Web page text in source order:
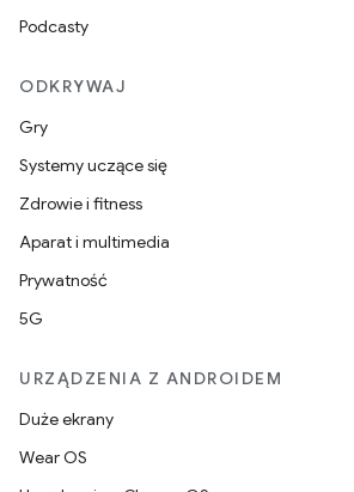
Podcasty
ODKRYWAJ
Gry
Systemy uczące się
Zdrowie i fitness
Aparat i multimedia
Prywatność
5G
URZĄDZENIA Z ANDROIDEM
Duże ekrany
Wear OS